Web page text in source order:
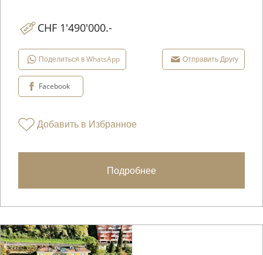
CHF 1'490'000.-
Поделиться в WhatsApp Отправить Другу
Facebook
Добавить в Избранное
Подробнее